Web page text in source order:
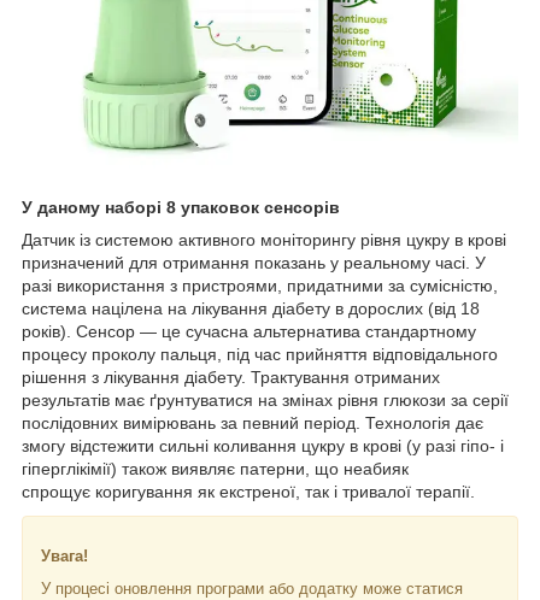
У даному наборі 8 упаковок сенсорів
Датчик із системою активного моніторингу рівня цукру в крові
призначений для отримання показань у реальному часі. У
разі використання з пристроями, придатними за сумісністю,
система націлена на лікування діабету в дорослих (від 18
років). Сенсор — це сучасна альтернатива стандартному
процесу проколу пальця, під час прийняття відповідального
рішення з лікування діабету. Трактування отриманих
результатів має ґрунтуватися на змінах рівня глюкози за серії
послідовних вимірювань за певний період. Технологія дає
змогу відстежити сильні коливання цукру в крові (у разі гіпо- і
гіперглікімії) також виявляє патерни, що неабияк
спрощує коригування як екстреної, так і тривалої терапії.
Увага!
У процесі оновлення програми або додатку може статися